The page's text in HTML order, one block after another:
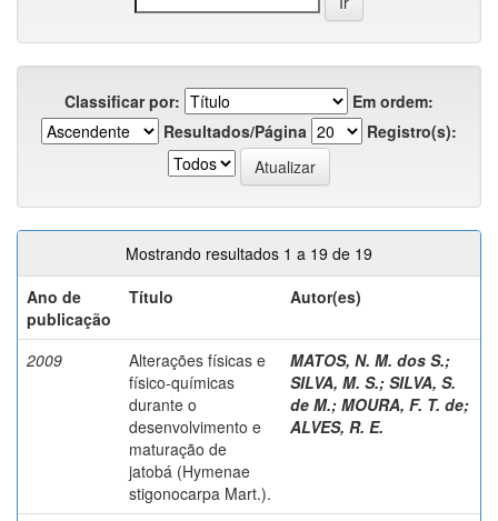
Classificar por:
Em ordem:
Resultados/Página
Registro(s):
Mostrando resultados 1 a 19 de 19
Ano de
publicação
Título Autor(es)
2009
Alterações físicas e
físico-químicas
durante o
desenvolvimento e
maturação de
jatobá (Hymenae
stigonocarpa Mart.).
MATOS, N. M. dos S.;
SILVA, M. S.; SILVA, S.
de M.; MOURA, F. T. de;
ALVES, R. E.